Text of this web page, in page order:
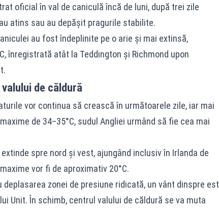
oficial în val de caniculă încă de luni, după trei zile
atins sau au depășit pragurile stabilite.
au fost îndeplinite pe o arie și mai extinsă,
înregistrată atât la Teddington și Richmond upon
de căldură
vor continua să crească în următoarele zile, iar mai
de 34–35°C, sudul Angliei urmând să fie cea mai
spre nord și vest, ajungând inclusiv în Irlanda de
vor fi de aproximativ 20°C.
zonei de presiune ridicată, un vânt dinspre est
Unit. În schimb, centrul valului de căldură se va muta